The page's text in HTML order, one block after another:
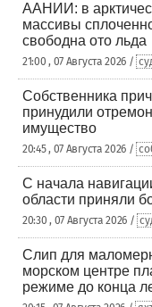
ААНИИ: в
массивы
свободна ото льда
21:00 , 07 Августа 2026 /
Собственника
принудили
имущество
20:45 , 07 Августа 2026 /
С начала
области приняли
20:30 , 07 Августа 2026 /
Слип для
морском центре
режиме до конца